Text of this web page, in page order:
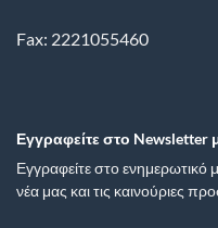
Fax: 2221055460
Εγγραφείτε στο Newsletter
Εγγραφείτε στο ενημερωτικό
νέα μας και τις καινούριες